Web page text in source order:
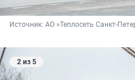
Источник: АО »Теплосеть Санкт-
2 из 5